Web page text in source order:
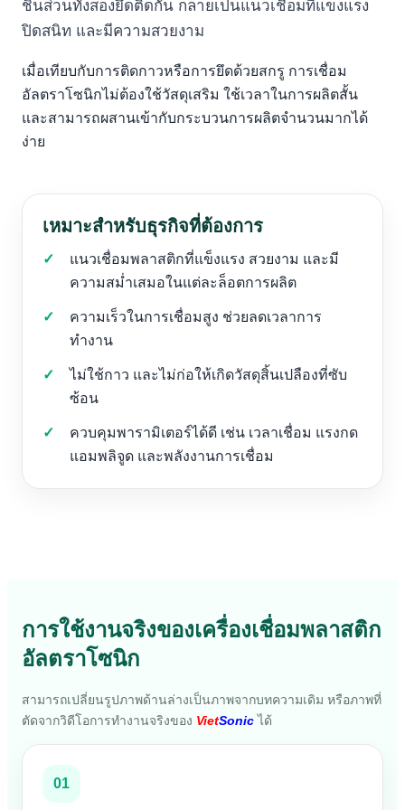
ชิ้นส่วนทั้งสองยึดติดกัน กลายเป็นแนวเชื่อมที่แข็งแรง
ปิดสนิท และมีความสวยงาม
เมื่อเทียบกับการติดกาวหรือการยึดด้วยสกรู การเชื่อม
อัลตราโซนิกไม่ต้องใช้วัสดุเสริม ใช้เวลาในการผลิตสั้น
และสามารถผสานเข้ากับกระบวนการผลิตจำนวนมากได้
ง่าย
เหมาะสำหรับธุรกิจที่ต้องการ
แนวเชื่อมพลาสติกที่แข็งแรง สวยงาม และมี
ความสม่ำเสมอในแต่ละล็อตการผลิต
ความเร็วในการเชื่อมสูง ช่วยลดเวลาการ
ทำงาน
ไม่ใช้กาว และไม่ก่อให้เกิดวัสดุสิ้นเปลืองที่ซับ
ซ้อน
ควบคุมพารามิเตอร์ได้ดี เช่น เวลาเชื่อม แรงกด
แอมพลิจูด และพลังงานการเชื่อม
การใช้งานจริงของเครื่องเชื่อมพลาสติก
อัลตราโซนิก
สามารถเปลี่ยนรูปภาพด้านล่างเป็นภาพจากบทความเดิม หรือภาพที่
ตัดจากวิดีโอการทำงานจริงของ VietSonicได้
01